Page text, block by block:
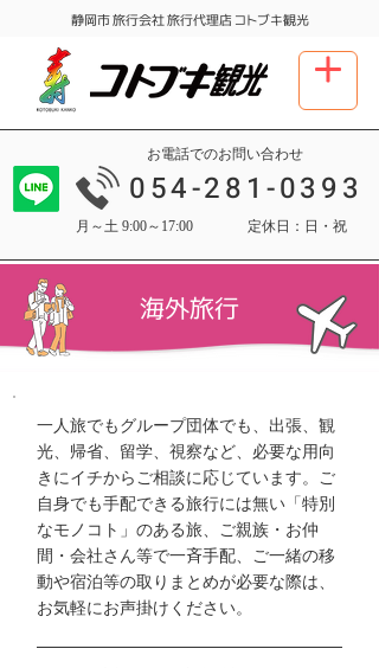
​静岡市 旅行会社 旅行代理店 コトブキ観光
お電話でのお問い合わせ
054-281-0393
定休日：日・祝
月～土 9:00～17:00
海外旅行
一人旅でもグループ団体でも、出張、観
光、帰省、留学、視察など、必要な用向
きにイチからご相談に応じています。ご
自身でも手配できる旅行には無い「特別
なモノコト」のある旅、ご親族・お仲
間・会社さん等で一斉手配、ご一緒の移
動や宿泊等の取りまとめが必要な際は、
お気軽にお声掛けください。